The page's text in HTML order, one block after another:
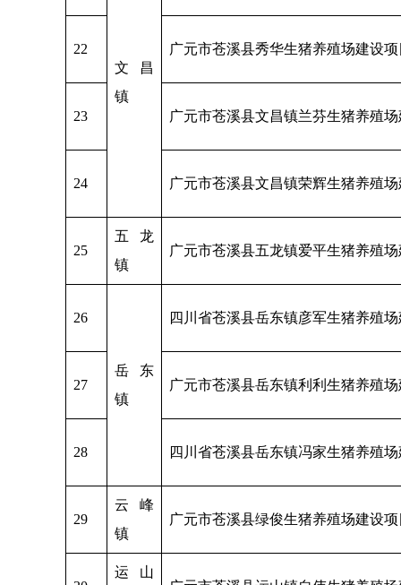
文昌
镇
22 广元市苍溪县秀华生猪养殖场建设项
23 广元市苍溪县文昌镇兰芬生猪养殖
24 广元市苍溪县文昌镇荣辉生猪养殖
25
五龙
镇
广元市苍溪县五龙镇爱平生猪养殖
26
岳东
镇
四川省苍溪县岳东镇彦军生猪养殖
27 广元市苍溪县岳东镇利利生猪养殖
28 四川省苍溪县岳东镇冯家生猪养殖
29
云峰
镇
广元市苍溪县绿俊生猪养殖场建设项
运山